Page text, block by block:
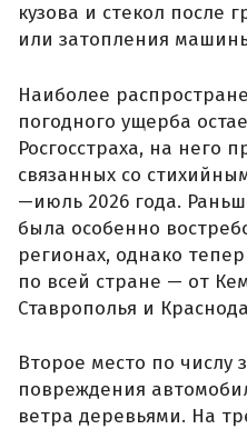
кузова и стекол после
или затопления
Наиболее
погодного ущерба
Росгосстраха, на него
связанных со
—июль 2026 года.
была особенно
регионах, однако
по всей стране — от
Ставрополья и
Второе место по числу
повреждения
ветра деревьями. На